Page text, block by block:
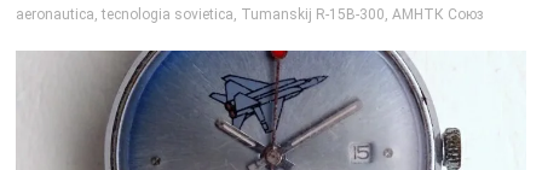
aeronautica,tecnologia sovietica, Tumanskij R-15B-300,АМНТК Союз